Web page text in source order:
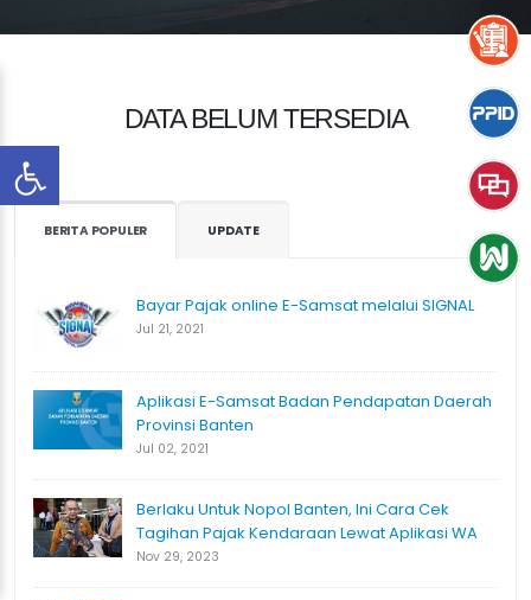
DATA BELUM TERSEDIA
BERITA POPULER UPDATE
Bayar Pajak online E-Samsat melalui SIGNAL
Jul 21, 2021
Aplikasi E-Samsat Badan Pendapatan Daerah
Provinsi Banten
Jul 02, 2021
Berlaku Untuk Nopol Banten, Ini Cara Cek
Tagihan Pajak Kendaraan Lewat Aplikasi WA
Nov 29, 2023